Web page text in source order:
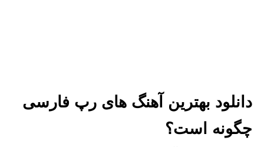
دانلود بهترین آهنگ های رپ فارسی
چگونه است؟